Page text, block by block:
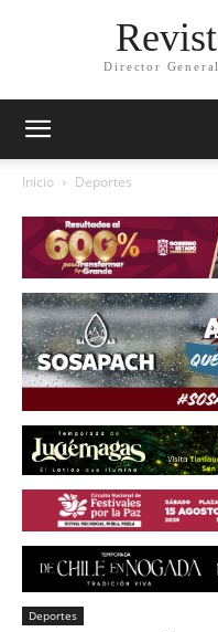
Director
Inicio Deportes
Deportes